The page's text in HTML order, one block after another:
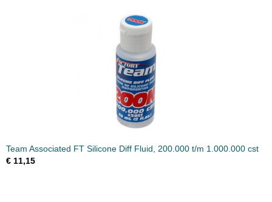
Team Associated FT Silicone Diff Fluid, 200.000 t/m 1.000.000 cst
€ 11,15